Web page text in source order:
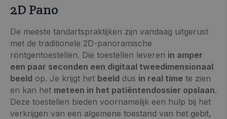
>> VRAAG INFO / OFFERTE
2D Pano
De meeste tandartspraktijken zijn vandaag uitgerust
met de traditionele 2D-panoramische
röntgentoestellen. Die toestellen leveren in amper
een paar seconden een digitaal tweedimensionaal
beeld op. Je krijgt het beeld dus in real time te zien
en kan het meteen in het patiëntendossier opslaan.
Deze toestellen bieden voornamelijk een hulp bij het
verkrijgen van een algemene toestand van het gebit,